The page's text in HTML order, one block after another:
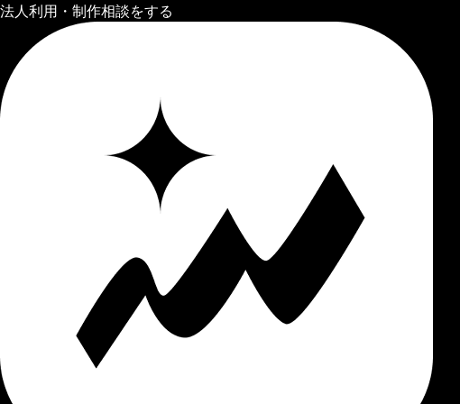
法人利用・制作相談をする